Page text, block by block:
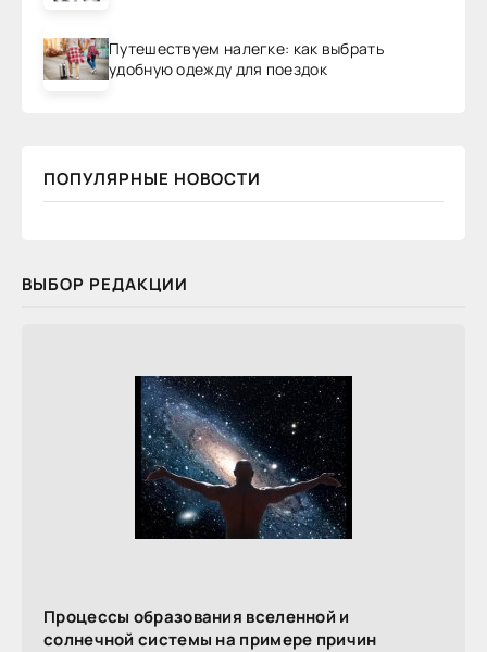
Путешествуем налегке: как выбрать
удобную одежду для поездок
ПОПУЛЯРНЫЕ НОВОСТИ
ВЫБОР РЕДАКЦИИ
Процессы образования вселенной и
солнечной системы на примере причин